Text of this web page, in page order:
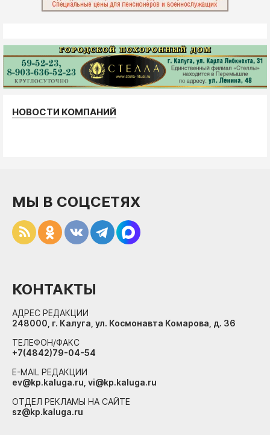
НОВОСТИ КОМПАНИЙ
МЫ В СОЦСЕТЯХ
КОНТАКТЫ
АДРЕС РЕДАКЦИИ
248000, г. Калуга, ул. Космонавта Комарова, д. 36
ТЕЛЕФОН/ФАКС
+7(4842)79-04-54
E-MAIL РЕДАКЦИИ
ev@kp.kaluga.ru, vi@kp.kaluga.ru
ОТДЕЛ РЕКЛАМЫ НА САЙТЕ
sz@kp.kaluga.ru